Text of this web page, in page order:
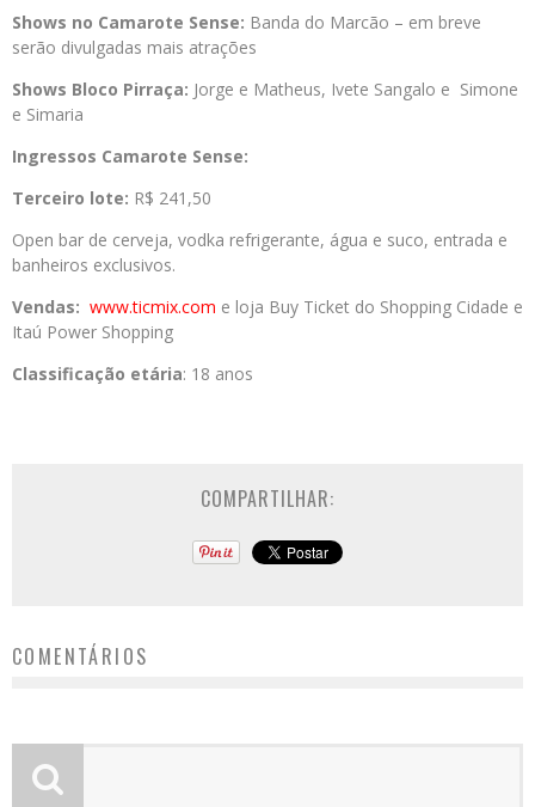
Shows no Camarote Sense: Banda do Marcão – em breve
serão divulgadas mais atrações
Shows Bloco Pirraça: Jorge e Matheus, Ivete Sangalo e Simone
e Simaria
Ingressos Camarote Sense:
Terceiro lote: R$ 241,50
Open bar de cerveja, vodka refrigerante, água e suco, entrada e
banheiros exclusivos.
Vendas: www.ticmix.com e loja Buy Ticket do Shopping Cidade e
Itaú Power Shopping
Classificação etária: 18 anos
COMPARTILHAR:
COMENTÁRIOS